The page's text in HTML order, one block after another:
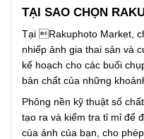
TẠI SAO CHỌN
Tại Rakuphoto Market,
nhiếp ảnh gia thai sản và
kế hoạch cho các buổi
bản chất của những
Phông nền kỹ thuật số
tạo ra và kiểm tra tỉ mỉ để
của ảnh của bạn, cho